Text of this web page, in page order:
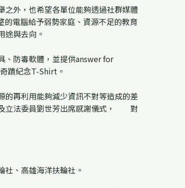
外，也希望各單位能夠透過社群媒體
電腦給予弱勢家庭、資源不足的教育
途與去向。
防毒軟體，並提供answer for
蹟紀念T-Shirt。
再利用能夠減少資訊不對等造成的差
及立法委員劉世芳出席感謝儀式， 對
、高雄海洋扶輪社。